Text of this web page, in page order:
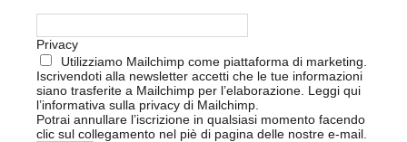
Privacy
Utilizziamo Mailchimp come piattaforma di marketing.
Iscrivendoti alla newsletter accetti che le tue informazioni
siano trasferite a Mailchimp per l’elaborazione. Leggi qui
l’informativa sulla privacy di Mailchimp
Potrai annullare l’iscrizione in qualsiasi momento facendo
clic sul collegamento nel piè di pagina delle nostre e-mail.